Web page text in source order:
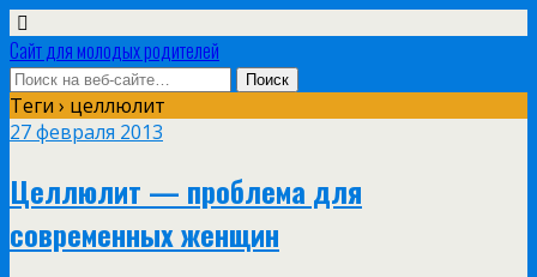
Сайт для молодых родителей
Теги › целлюлит
27 февраля 2013
Целлюлит — проблема для
современных женщин